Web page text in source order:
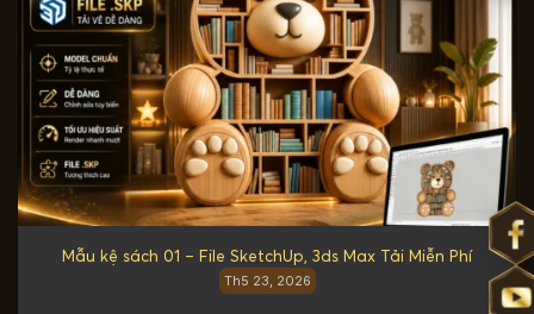
Mẫu kệ sách 01 – File SketchUp, 3ds Max Tải Miễn Phí
Th5 23, 2026